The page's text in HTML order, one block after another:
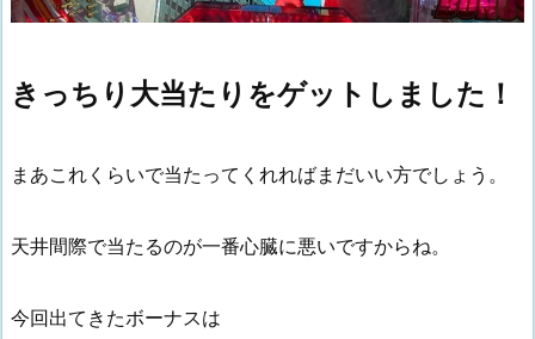
きっちり大当たりをゲットしました！
まあこれくらいで当たってくれればまだいい方でしょう。
天井間際で当たるのが一番心臓に悪いですからね。
今回出てきたボーナスは